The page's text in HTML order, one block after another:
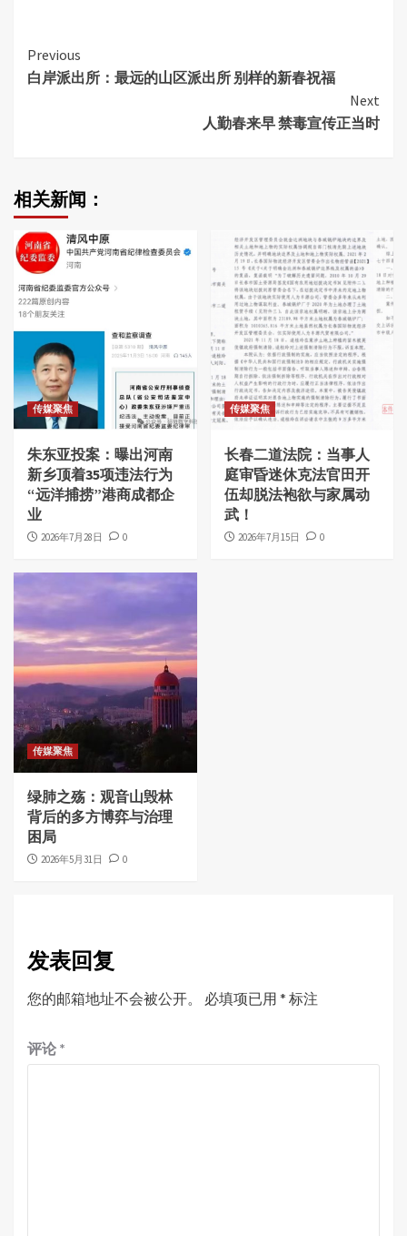
Continue
Reading
Previous
白岸派出所：最远的山区派出所 别样的新春祝福
Next
人勤春来早 禁毒宣传正当时
相关新闻：
传媒聚焦
朱东亚投案：曝出河南
新乡顶着35项违法行为
“远洋捕捞”港商成都企
业
2026年7月28日 0
传媒聚焦
长春二道法院：当事人
庭审昏迷休克法官田开
伍却脱法袍欲与家属动
武！
2026年7月15日 0
传媒聚焦
绿肺之殇：观音山毁林
背后的多方博弈与治理
困局
2026年5月31日 0
发表回复
您的邮箱地址不会被公开。 必填项已用 * 标注
评论 *